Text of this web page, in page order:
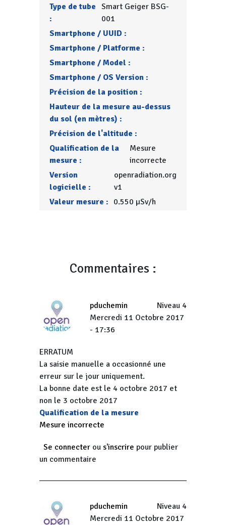
Type de tube
:
Smart Geiger BSG-
001
Smartphone / UUID :
Smartphone / Platforme :
Smartphone / Model :
Smartphone / OS Version :
Précision de la position :
Hauteur de la mesure au-dessus
du sol (en mètres) :
Précision de l'altitude :
Qualification de la
mesure :
Mesure
incorrecte
Version
logicielle :
openradiation.org
v1
Valeur mesure : 0.550 µSv/h
Commentaires :
pduchemin
Niveau 4
Mercredi 11 Octobre 2017
- 17:36
ERRATUM
La saisie manuelle a occasionné une
erreur sur le jour uniquement.
La bonne date est le 4 octobre 2017 et
non le 3 octobre 2017
Qualification de la mesure
Mesure incorrecte
Se connecter ou s'inscrire pour publier
un commentaire
pduchemin
Niveau 4
Mercredi 11 Octobre 2017